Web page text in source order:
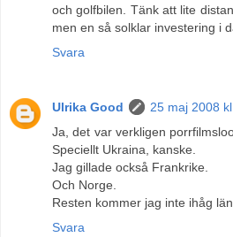
och golfbilen. Tänk att lite
men en så solklar investering i
Svara
Ulrika Good
25 maj 2008
Ja, det var verkligen
Speciellt Ukraina, kanske.
Jag gillade också Frankrike.
Och Norge.
Resten kommer jag inte ihåg
Svara